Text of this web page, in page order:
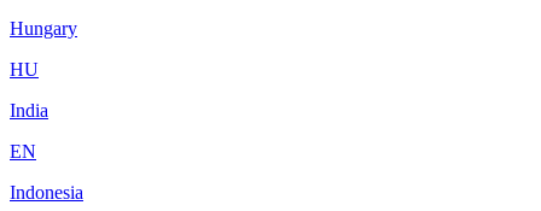
Hungary
HU
India
EN
Indonesia